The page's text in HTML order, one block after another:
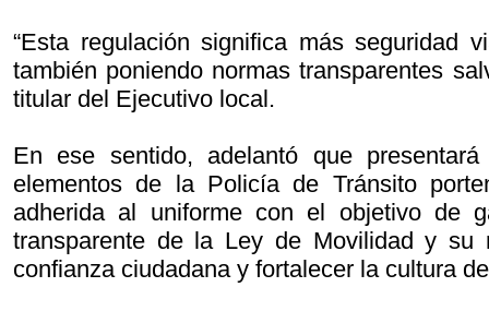
“Esta regulación significa más seguridad
también poniendo normas transparentes
titular del Ejecutivo local.
En ese sentido, adelantó que
elementos de la Policía de Tránsito
adherida al uniforme con el objetivo de
transparente de la Ley de Movilidad y su
confianza ciudadana y fortalecer la cultura